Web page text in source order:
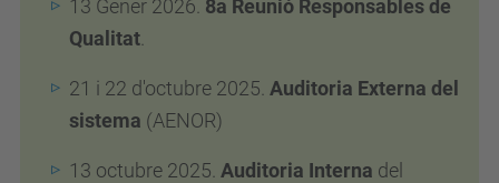
13 Gener 2026. 8a Reunió Responsables de
Qualitat
21 i 22 d'octubre 2025. Auditoria Externa del
sistema (AENOR)
13 octubre 2025. Auditoria Interna del